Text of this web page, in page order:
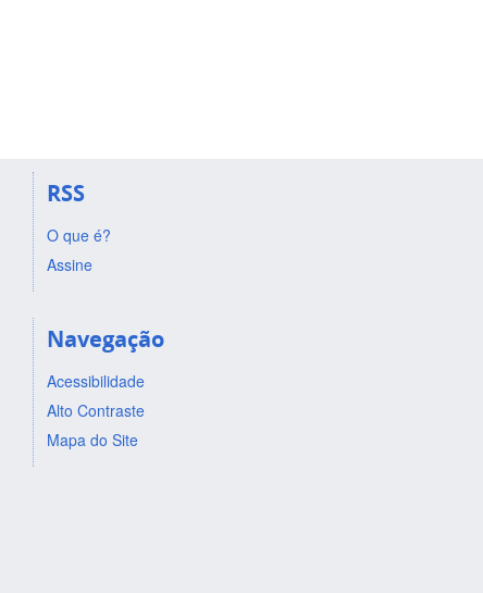
RSS
O que é?
Assine
Navegação
Acessibilidade
Alto Contraste
Mapa do Site